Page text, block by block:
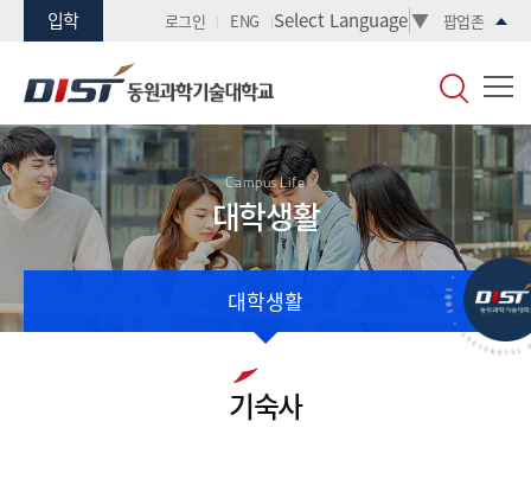
입학 로그인 ENG Select Language▼ 팝업존
Campus Life
대학생활
대학생활
기숙사